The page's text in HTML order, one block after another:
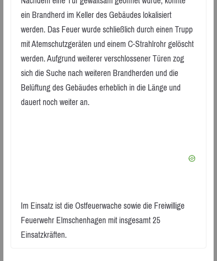
ein Brandherd im Keller des Gebäudes lokalisiert
werden. Das Feuer wurde schließlich durch einen Trupp
mit Atemschutzgeräten und einem C-Strahlrohr gelöscht
werden. Aufgrund weiterer verschlossener Türen zog
sich die Suche nach weiteren Brandherden und die
Belüftung des Gebäudes erheblich in die Länge und
dauert noch weiter an.
Im Einsatz ist die Ostfeuerwache sowie die Freiwillige
Feuerwehr Elmschenhagen mit insgesamt 25
Einsatzkräften.